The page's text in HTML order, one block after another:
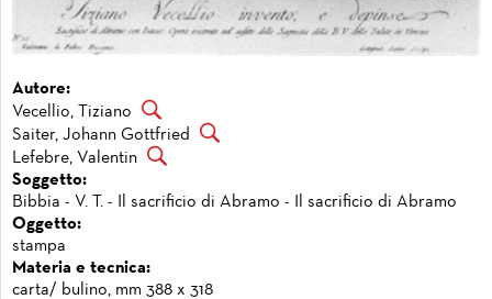
Autore:
Vecellio, Tiziano
Saiter, Johann Gottfried
Lefebre, Valentin
Soggetto:
Bibbia - V. T. - Il sacrificio di Abramo - Il sacrificio di Abramo
Oggetto:
stampa
Materia e tecnica:
carta/ bulino, mm 388 x 318